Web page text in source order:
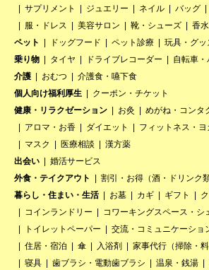
サプリメント
ジュエリー ネイル バッグ
服・ドレス
美容サロン 靴・シューズ
香水
ペット
ドッグフード ペット診療
玩具・グッ
乗り物
タイヤ ドライブレコーダー 自転車・
介護
おむつ
介護食・嚥下食
個人向け福利厚生
クーポン・チケット
健康・リラクゼーション
お灸
めがね・コンタ
アロマ・お香
ダイエット
フィットネス・
マスク
医療相談
漢方薬
出会い
婚活サービス
外食・テイクアウト
割引・お得（酒・ドリンク類
暮らし・住まい・生活
お墓 カギ ギフト
コインランドリー
コワーキングスペース・シ
トイレットペーパー
交流・コミュニケーショ
住居・宿泊
傘 入浴剤 家事代行（掃除・料
寝具
歯ブラシ・電動歯ブラシ 温泉・銭湯